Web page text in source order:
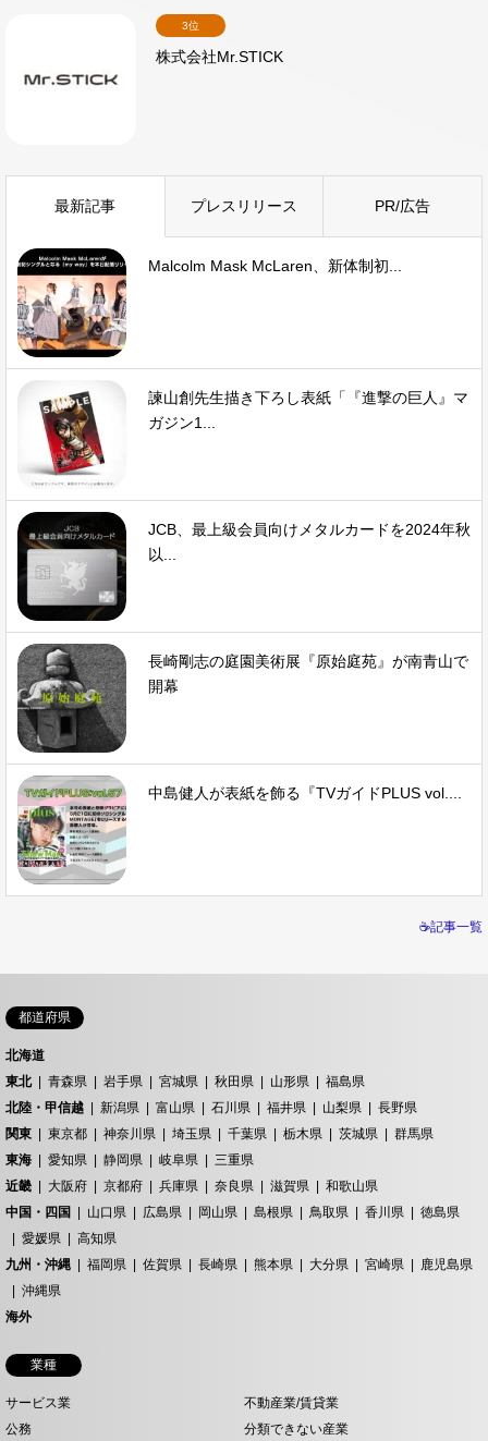
3位
株式会社Mr.STICK
最新記事 プレスリリース PR/広告
Malcolm Mask McLaren、新体制初...
諫山創先生描き下ろし表紙「『進撃の巨人』マ
ガジン1...
JCB、最上級会員向けメタルカードを2024年秋
以...
長崎剛志の庭園美術展『原始庭苑』が南青山で
開幕
中島健人が表紙を飾る『TVガイドPLUS vol....
☕記事一覧
都道府県
北海道
東北
青森県 岩手県 宮城県 秋田県 山形県
福島県
北陸・甲信越
新潟県 富山県 石川県 福井県 山梨県
長野県
関東
東京都 神奈川県 埼玉県 千葉県 栃木県 茨城県
群馬県
東海
愛知県 静岡県 岐阜県
三重県
近畿
大阪府 京都府 兵庫県 奈良県 滋賀県
和歌山県
中国・四国
山口県 広島県 岡山県 島根県 鳥取県 香川県
徳島県
愛媛県
高知県
九州・沖縄
福岡県 佐賀県 長崎県 熊本県 大分県 宮崎県
鹿児島県
沖縄県
海外
業種
サービス業
不動産業/賃貸業
公務
分類できない産業